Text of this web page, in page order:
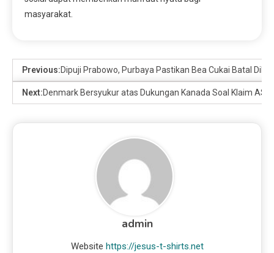
masyarakat.
Previous:Dipuji Prabowo, Purbaya Pastikan Bea Cukai Batal
Next:Denmark Bersyukur atas Dukungan Kanada Soal Klaim AS
admin
Website https://jesus-t-shirts.net